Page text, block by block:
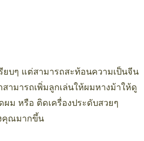
บๆ แต่สามารถสะท้อนความเป็นจีน
ามารถเพิ่มลูกเล่นให้ผมหางม้าให้ดู
ม หรือ ติดเครื่องประดับสวยๆ
คุณมากขึ้น